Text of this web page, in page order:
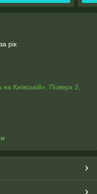
рік
Київській», Поверх 2,